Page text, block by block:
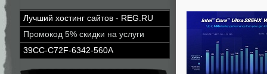
Лучший хостинг сайтов - REG.RU
Промокод 5% скидки на услуги
39CC-C72F-6342-560A